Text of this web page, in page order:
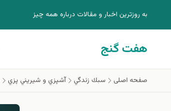
به روزترين اخبار و مقالات درباره همه چيز
هفت گنج
صفحه اصلی سبك زندگي آشپزي و شيريني پزي